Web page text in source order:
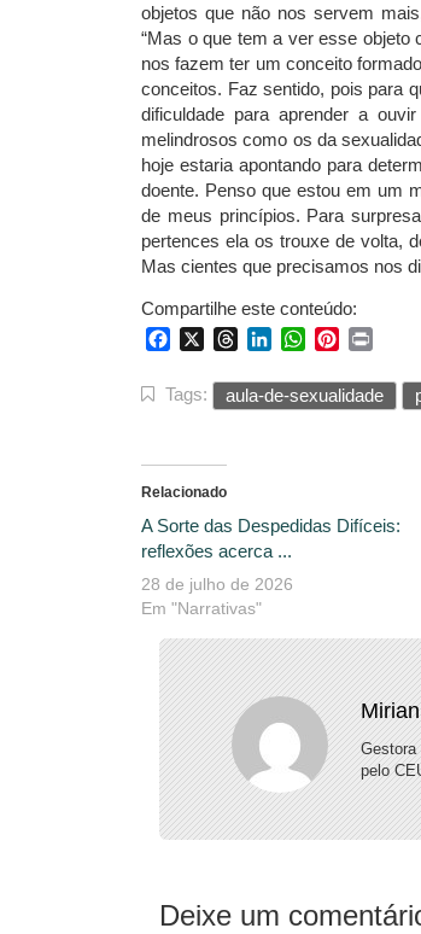
objetos que não nos servem
“Mas o que tem a ver esse objeto
nos fazem ter um conceito
conceitos. Faz sentido, pois para
dificuldade para aprender a
melindrosos como os da
hoje estaria apontando para
doente. Penso que estou em um
de meus princípios. Para
pertences ela os trouxe de volta,
Mas cientes que precisamos nos
Compartilhe este conteúdo:
FacebookThreadsLinkedInWhatsApp
Pinterest
Tags: aula-de-sexualidade
Relacionado
A Sorte das Despedidas Difíceis:
reflexões acerca ...
28 de julho de 2026
Em "Narrativas"
Gestora
pelo
Deixe um